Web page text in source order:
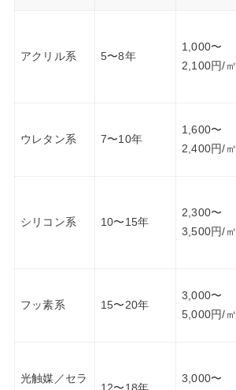
アクリル系 5〜8年
1,000〜
2,100円/㎡
ウレタン系 7〜10年
1,600〜
2,400円/㎡
シリコン系 10〜15年
2,300〜
3,500円/㎡
フッ素系 15〜20年
3,000〜
5,000円/㎡
光触媒／セラ
3,000〜